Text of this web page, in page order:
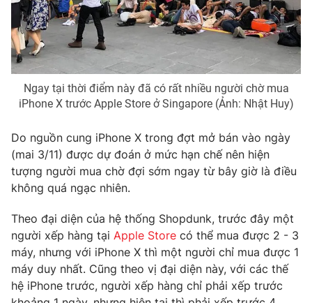
Photo Infographic
Video Shorts video
VTV Money VTV Thể thao
VTV Sức khoẻ Bất động sản
Thị trường 24h Tấm lòng Việt
VTV4 Vươn mình bằng AI
VTV9 VTV8
Liên hệ tòa soạn English
Ngay tại thời điểm này đã có rất nhiều người chờ mua
iPhone X trước Apple Store ở Singapore (Ảnh: Nhật Huy)
Do nguồn cung iPhone X trong đợt mở bán vào ngày
(mai 3/11) được dự đoán ở mức hạn chế nên hiện
tượng người mua chờ đợi sớm ngay từ bây giờ là điều
không quá ngạc nhiên.
Theo đại diện của hệ thống Shopdunk, trước đây một
người xếp hàng tại Apple Store có thể mua được 2 - 3
máy, nhưng với iPhone X thì một người chỉ mua được 1
máy duy nhất. Cũng theo vị đại diện này, với các thế
hệ iPhone trước, người xếp hàng chỉ phải xếp trước